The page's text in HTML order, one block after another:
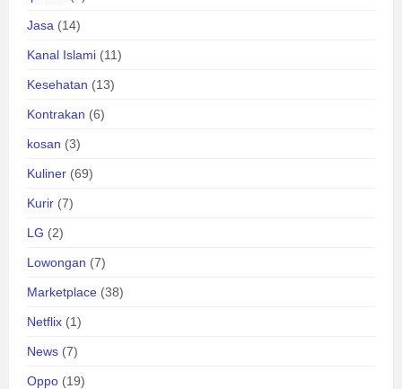
Jasa (14)
Kanal Islami (11)
Kesehatan (13)
Kontrakan (6)
kosan (3)
Kuliner (69)
Kurir (7)
LG (2)
Lowongan (7)
Marketplace (38)
Netflix (1)
News (7)
Oppo (19)